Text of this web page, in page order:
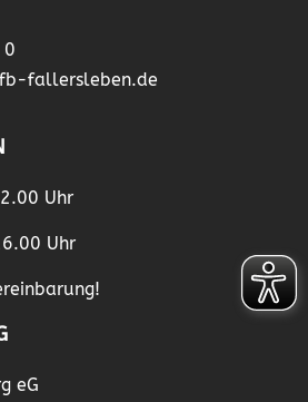
0
fallersleben.de
Uhr
Uhr
eG